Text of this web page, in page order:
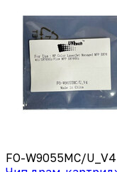
FO-W9055MC/U_V4